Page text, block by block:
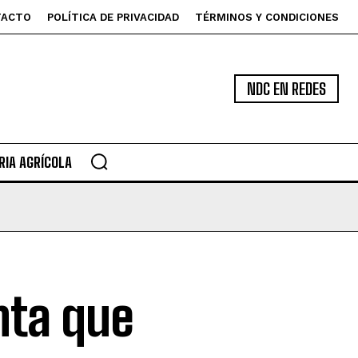
POLÍTICA DE PRIVACIDAD TÉRMINOS Y CONDICIONES
NDC EN REDES
AGRÍCOLA
que